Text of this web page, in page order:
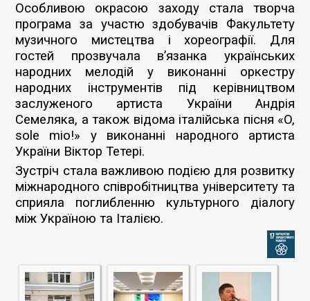
Особливою окрасою заходу стала творча
програма за участю здобувачів Факультету
музичного мистецтва і хореографії. Для
гостей прозвучала в’язанка українських
народних мелодій у виконанні оркестру
народних інструментів під керівництвом
заслуженого артиста України Андрія
Семеляка, а також відома італійська пісня «O,
sole mio!» у виконанні народного артиста
України Віктор Тетері.
Зустріч стала важливою подією для розвитку
міжнародного співробітництва університету та
сприяла поглибленню культурного діалогу
між Україною та Італією.